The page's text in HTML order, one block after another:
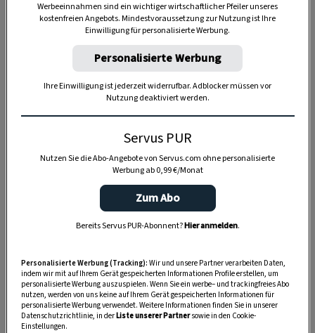
SPEICHERN DRUCKEN
Werbeeinnahmen sind ein wichtiger wirtschaftlicher Pfeiler unseres
kostenfreien Angebots. Mindestvoraussetzung zur Nutzung ist Ihre
Einwilligung für personalisierte Werbung.
Personalisierte Werbung
Ihre Einwilligung ist jederzeit widerrufbar. Adblocker müssen vor
Nutzung deaktiviert werden.
Servus PUR
Nutzen Sie die Abo-Angebote von Servus.com ohne personalisierte
Werbung ab 0,99 €/Monat
Zum Abo
Bereits Servus PUR-Abonnent?Hier anmelden.
Personalisierte Werbung (Tracking): Wir und unsere Partner verarbeiten Daten,
indem wir mit auf Ihrem Gerät gespeicherten Informationen Profile erstellen, um
personalisierte Werbung auszuspielen. Wenn Sie ein werbe– und trackingfreies Abo
nutzen, werden von uns keine auf Ihrem Gerät gespeicherten Informationen für
personalisierte Werbung verwendet. Weitere Informationen finden Sie in unserer
Datenschutzrichtlinie, in derListe unserer Partnersowie in den Cookie-
Einstellungen.